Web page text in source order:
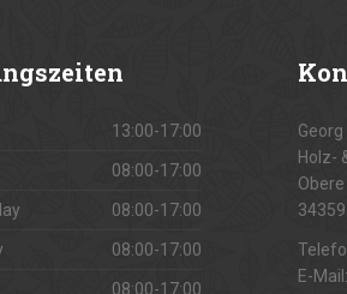
13:00-17:00
08:00-17:00
08:00-17:00
08:00-17:00
08:00-17:00
Georg
Holz-
E-